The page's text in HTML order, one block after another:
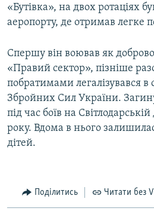
«Бутівка», на двох ротаціях
аеропорту, де отримав легке
Спершу він воював як
«Правий сектор», пізніше
побратимами легалізувався в
Збройних Сил України.
під час боїв на Світлодарській
року. Вдома в нього
дітей.
Поділитись Читати без